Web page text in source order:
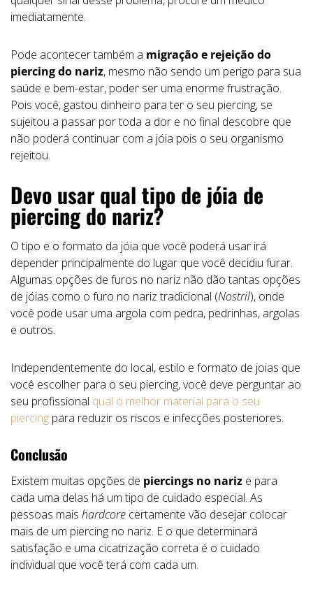
imediatamente.
Pode acontecer também a migração e rejeição do
piercing do nariz, mesmo não sendo um perigo para sua
saúde e bem-estar, poder ser uma enorme frustração.
Pois você, gastou dinheiro para ter o seu piercing, se
sujeitou a passar por toda a dor e no final descobre que
não poderá continuar com a jóia pois o seu organismo
rejeitou.
Devo usar qual tipo de jóia de
piercing do nariz?
O tipo e o formato da jóia que você poderá usar irá
depender principalmente do lugar que você decidiu furar.
Algumas opções de furos no nariz não dão tantas opções
de jóias como o furo no nariz tradicional (Nostril), onde
você pode usar uma argola com pedra, pedrinhas, argolas
e outros.
Independentemente do local, estilo e formato de joias que
você escolher para o seu piercing, você deve perguntar ao
seu profissional qual o melhor material para o seu
piercing para reduzir os riscos e infecções posteriores.
Conclusão
Existem muitas opções de piercings no nariz e para
cada uma delas há um tipo de cuidado especial. As
pessoas mais hardcore certamente vão desejar colocar
mais de um piercing no nariz. E o que determinará
satisfação e uma cicatrização correta é o cuidado
individual que você terá com cada um.